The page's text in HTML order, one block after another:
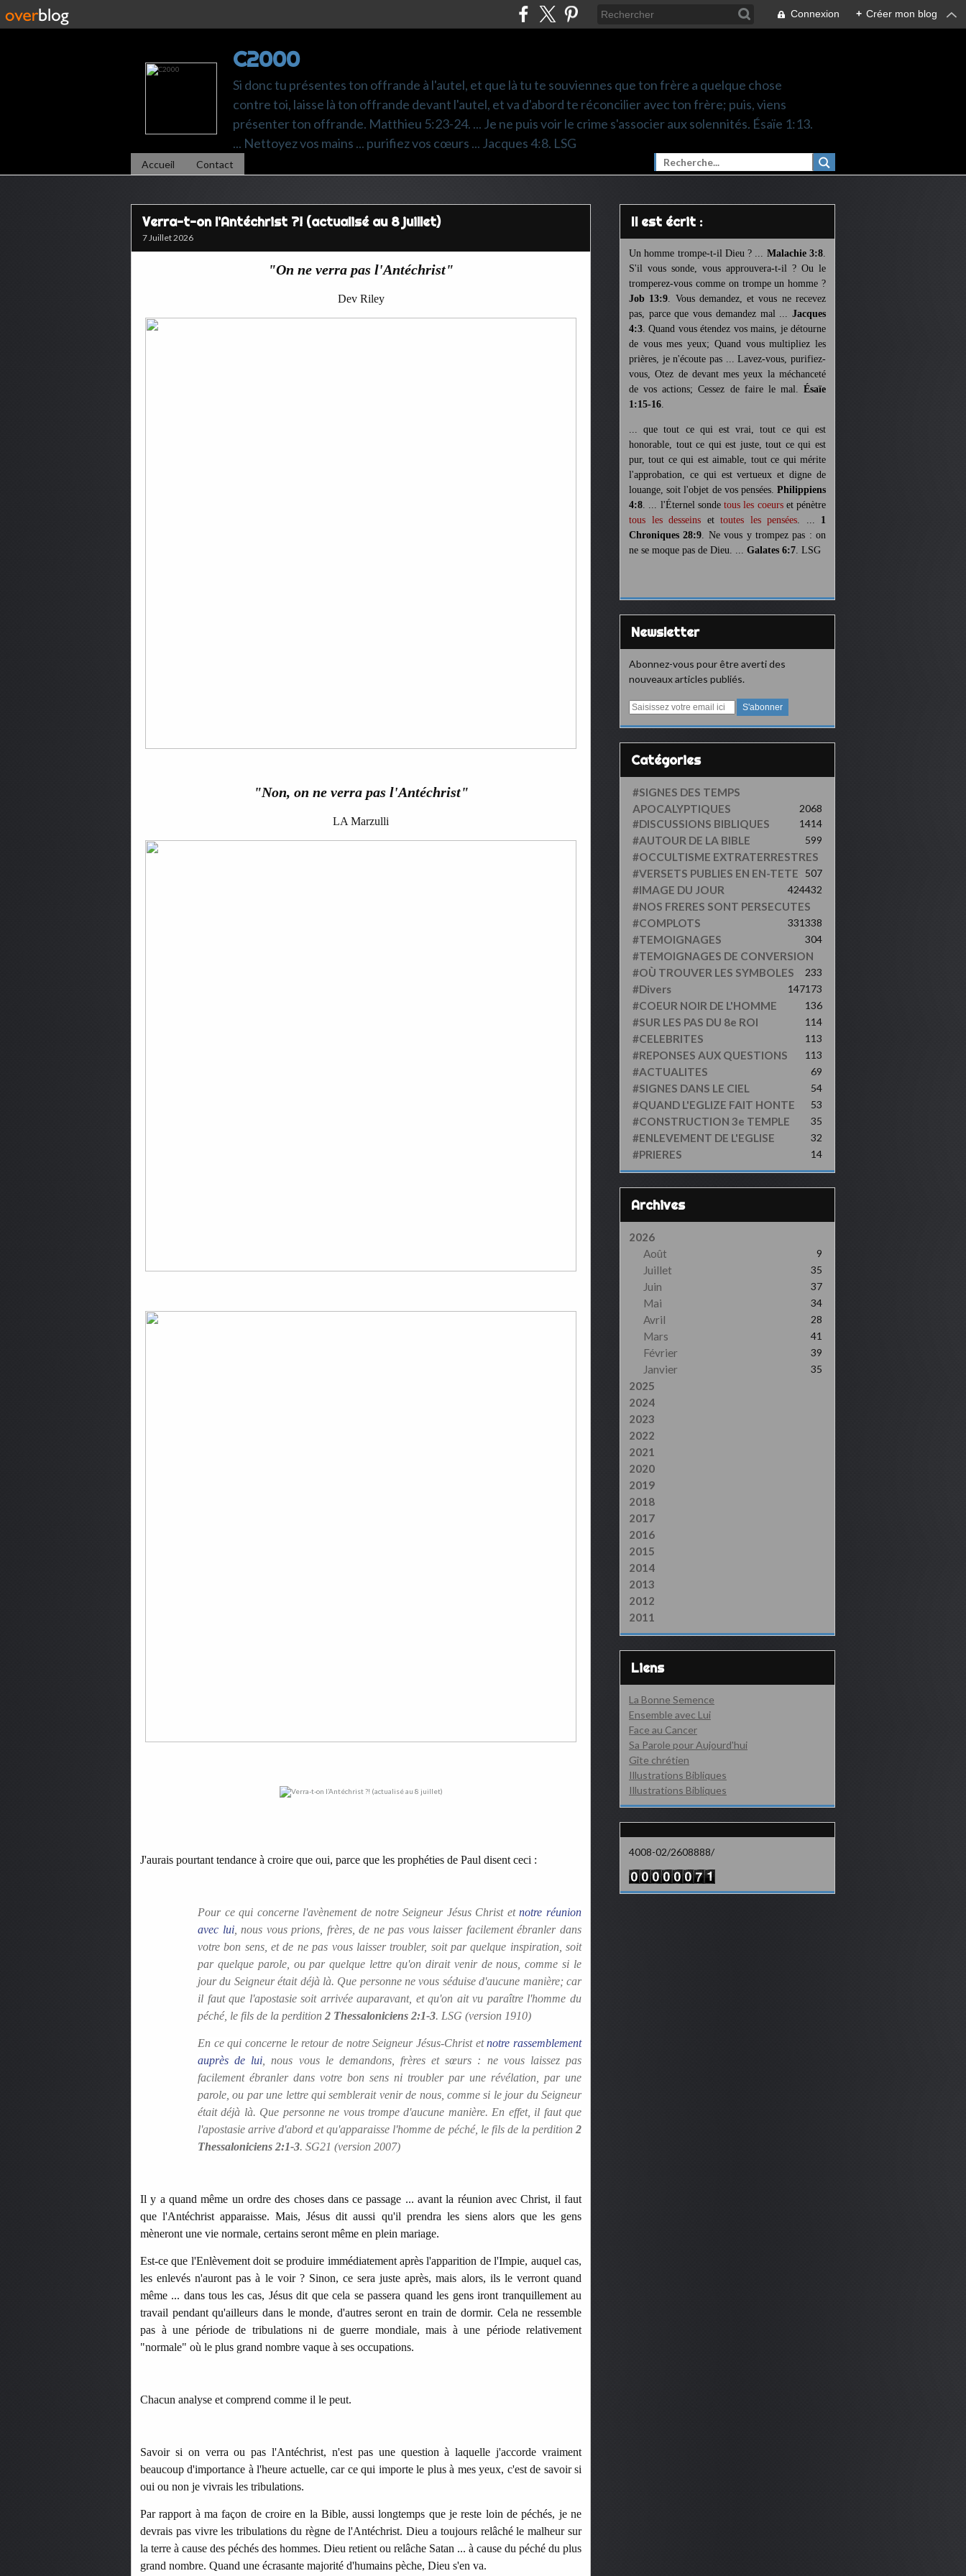
Connexion + Créer mon blog
C2000
Si donc tu présentes ton offrande à l'autel, et que là tu te souviennes que ton frère a quelque chose
contre toi, laisse là ton offrande devant l'autel, et va d'abord te réconcilier avec ton frère; puis, viens
présenter ton offrande. Matthieu 5:23-24. ... Je ne puis voir le crime s'associer aux solennités. Ésaïe 1:13.
... Nettoyez vos mains ... purifiez vos cœurs ... Jacques 4:8. LSG
Accueil Contact
Verra-t-on l’Antéchrist ?! (actualisé au 8 juillet)
7 Juillet 2026
"On ne verra pas l'Antéchrist"
Dev Riley
"Non, on ne verra pas l'Antéchrist"
LA Marzulli
J'aurais pourtant tendance à croire que oui, parce que les prophéties de Paul disent ceci :
Pour ce qui concerne l'avènement de notre Seigneur Jésus Christ etnotre réunion
avec lui, nous vous prions, frères,de ne pas vous laisser facilement ébranler dans
votre bon sens, et de ne pas vous laisser troubler, soit par quelque inspiration, soit
par quelque parole, ou par quelque lettre qu'on dirait venir de nous, comme si le
jour du Seigneur était déjà là. Que personne ne vous séduise d'aucune manière; car
il faut que l'apostasie soit arrivée auparavant, et qu'on ait vu paraître l'homme du
péché, le fils de la perdition 2 Thessaloniciens 2:1-3. LSG (version 1910)
En ce qui concerne le retour de notre Seigneur Jésus-Christ etnotre rassemblement
auprès de lui , nous vous le demandons, frères et sœurs : ne vous laissez pas
facilement ébranler dans votre bon sens ni troubler par une révélation, par une
parole, ou par une lettre qui semblerait venir de nous, comme si le jour du Seigneur
était déjà là. Que personne ne vous trompe d'aucune manière. En effet, il faut que
l'apostasie arrive d'abord et qu'apparaisse l'homme de péché, le fils de la perdition 2
Thessaloniciens 2:1-3. SG21 (version 2007)
Il y a quand même un ordre des choses dans ce passage ... avant la réunion avec Christ, il faut
que l'Antéchrist apparaisse. Mais, Jésus dit aussi qu'il prendra les siens alors que les gens
mèneront une vie normale, certains seront même en plein mariage.
Est-ce que l'Enlèvement doit se produire immédiatement après l'apparition de l'Impie, auquel cas,
les enlevés n'auront pas à le voir ? Sinon, ce sera juste après, mais alors, ils le verront quand
même ... dans tous les cas, Jésus dit que cela se passera quand les gens iront tranquillement au
travail pendant qu'ailleurs dans le monde, d'autres seront en train de dormir. Cela ne ressemble
pas à une période de tribulations ni de guerre mondiale, mais à une période relativement
"normale" où le plus grand nombre vaque à ses occupations.
Chacun analyse et comprend comme il le peut.
Savoir si on verra ou pas l'Antéchrist, n'est pas une question à laquelle j'accorde vraiment
beaucoup d'importance à l'heure actuelle, car ce qui importe le plus à mes yeux, c'est de savoir si
oui ou non je vivrais les tribulations.
Par rapport à ma façon de croire en la Bible, aussi longtemps que je reste loin de péchés, je ne
devrais pas vivre les tribulations du règne de l'Antéchrist. Dieu a toujours relâché le malheur sur
la terre à cause des péchés des hommes. Dieu retient ou relâche Satan ... à cause du péché du plus
grand nombre. Quand une écrasante majorité d'humains pèche, Dieu s'en va.
Il est écrit :
Un homme trompe-t-il Dieu ? ... Malachie 3:8.
S'il vous sonde, vous approuvera-t-il ? Ou le
tromperez-vous comme on trompe un homme ?
Job 13:9. Vous demandez, et vous ne recevez
pas, parce que vous demandez mal ... Jacques
4:3. Quand vous étendez vos mains, je détourne
de vous mes yeux; Quand vous multipliez les
prières, je n'écoute pas ... Lavez-vous, purifiez-
vous, Otez de devant mes yeux la méchanceté
de vos actions; Cessez de faire le mal. Ésaïe
1:15-16.
... que tout ce qui est vrai, tout ce qui est
honorable, tout ce qui est juste, tout ce qui est
pur, tout ce qui est aimable, tout ce qui mérite
l'approbation, ce qui est vertueux et digne de
louange, soit l'objet de vos pensées. Philippiens
4:8. ... l'Éternel sonde tous les coeurset pénètre
tous les desseins et toutes les pensées. ... 1
Chroniques 28:9. Ne vous y trompez pas : on
ne se moque pas de Dieu. ... Galates 6:7. LSG
Newsletter
Abonnez-vous pour être averti des
nouveaux articles publiés.
E
a
i
Catégories
#SIGNES DES TEMPS
APOCALYPTIQUES 2068
#DISCUSSIONS BIBLIQUES 1414
#AUTOUR DE LA BIBLE 599
#OCCULTISME EXTRATERRESTRES
507
#VERSETS PUBLIES EN EN-TETE
432
#IMAGE DU JOUR 424
#NOS FRERES SONT PERSECUTES
338
#COMPLOTS 331
#TEMOIGNAGES 304
#TEMOIGNAGES DE CONVERSION
233
#OÙ TROUVER LES SYMBOLES
173
#Divers 147
#COEUR NOIR DE L'HOMME 136
#SUR LES PAS DU 8e ROI 114
#CELEBRITES 113
#REPONSES AUX QUESTIONS 113
#ACTUALITES 69
#SIGNES DANS LE CIEL 54
#QUAND L'EGLIZE FAIT HONTE 53
#CONSTRUCTION 3e TEMPLE 35
#ENLEVEMENT DE L'EGLISE 32
#PRIERES 14
Archives
2026
Août
9
Juillet 35
Juin 37
Mai 34
Avril 28
Mars 41
Février 39
Janvier 35
2025
2024
2023
2022
2021
2020
2019
2018
2017
2016
2015
2014
2013
2012
2011
Liens
La Bonne Semence
Ensemble avec Lui
Face au Cancer
Sa Parole pour Aujourd'hui
Gîte chrétien
Illustrations Bibliques
Illustrations Bibliques
4008-02/2608888/